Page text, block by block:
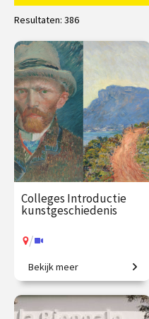
Resultaten: 386
Colleges Introductie
kunstgeschiedenis
/
2500 jaar westerse
kunstgeschiedenis in
vogelvlucht.
Bekijk meer